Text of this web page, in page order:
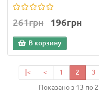
261грн 196грн
В корзину
|< < 1 2 3
Показано з 13 по